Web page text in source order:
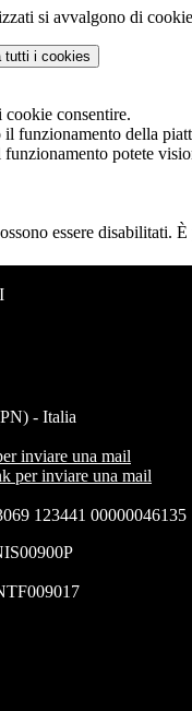
si avvalgono di
tutti i cookies
cookie consentire.
funzionamento della
potete
essere disabilitati.
- Italia
inviare una mail
per inviare una mail
123441 00000046135